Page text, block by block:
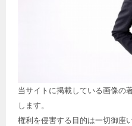
当サイトに掲載している画像の
します。
権利を侵害する目的は一切御座